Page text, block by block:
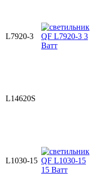
L7920-3
L14620S
L1030-15